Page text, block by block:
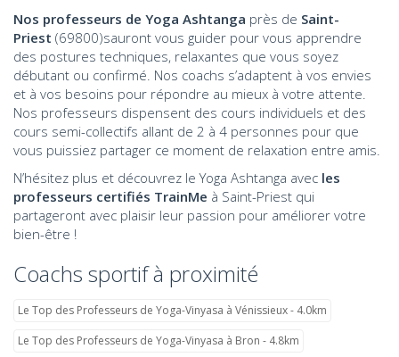
Nos professeurs de Yoga Ashtanga près de Saint-
Priest (69800)sauront vous guider pour vous apprendre
des postures techniques, relaxantes que vous soyez
débutant ou confirmé. Nos coachs s’adaptent à vos envies
et à vos besoins pour répondre au mieux à votre attente.
Nos professeurs dispensent des cours individuels et des
cours semi-collectifs allant de 2 à 4 personnes pour que
vous puissiez partager ce moment de relaxation entre amis.
N’hésitez plus et découvrez le Yoga Ashtanga avec les
professeurs certifiés TrainMe à Saint-Priest qui
partageront avec plaisir leur passion pour améliorer votre
bien-être !
Coachs sportif à proximité
Le Top des Professeurs de Yoga-Vinyasa à Vénissieux - 4.0km
Le Top des Professeurs de Yoga-Vinyasa à Bron - 4.8km